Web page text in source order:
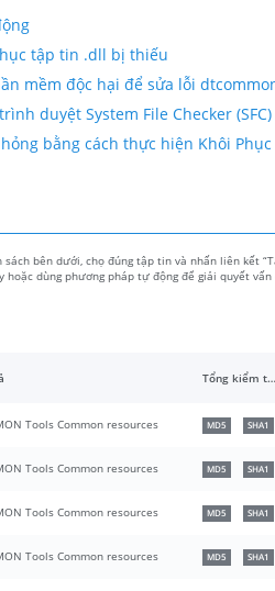
tập tin .dll bị thiếu
mềm độc hại để sửa lỗi
duyệt System File Checker (SFC)
bằng cách thực hiện Khôi Phục
bên dưới, chọ đúng tập tin và nhấn liên kết
dùng phương pháp tự động để giải quyết vấn
Tổng kiểm tra
Tools Common resources MD5 SHA1
Tools Common resources MD5 SHA1
Tools Common resources MD5 SHA1
Tools Common resources MD5 SHA1